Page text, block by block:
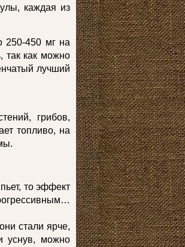
каждая из
250-450 мг на
так как можно
лучший
грибов,
топливо, на
то эффект
стали ярче,
уснув, можно